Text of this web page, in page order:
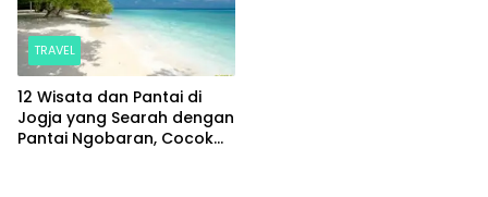
TRAVEL
12 Wisata dan Pantai di
Jogja yang Searah dengan
Pantai Ngobaran, Cocok